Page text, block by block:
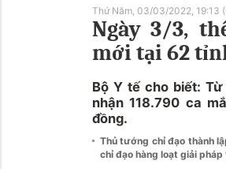
Thứ Năm, 03/03/2022, 19:13
Ngày 3/3,
mới tại 62
Bộ Y tế cho biết:
nhận 118.790 ca
đồng.
Thủ tướng chỉ đạo thành
chỉ đạo hàng loạt giải